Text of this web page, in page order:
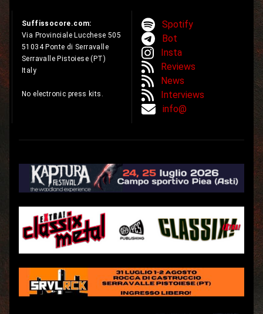
Suffissocore.com:
Via Provinciale Lucchese 505
51034 Ponte di Serravalle
Serravalle Pistoiese (PT)
Italy
No electronic press kits.
Spotify
Bot
Insta
Reviews
News
Interviews
info@